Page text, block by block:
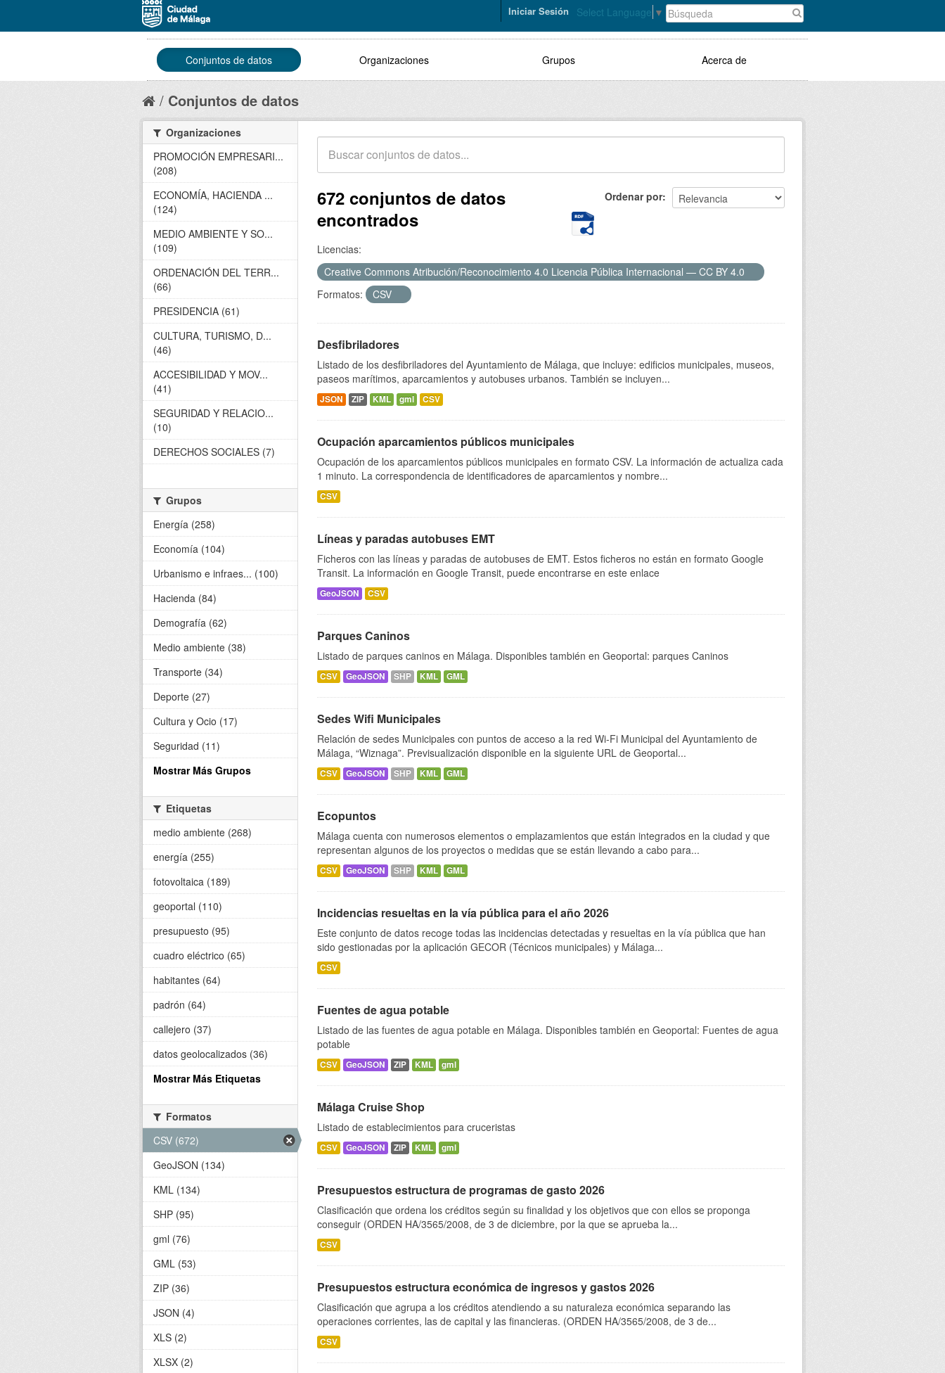
Select Language ▼
Iniciar Sesión
Conjuntos de datos Organizaciones Grupos Acerca de
Conjuntos de datos
Ordenar por
672 conjuntos de datos
encontrados
Licencias:
Creative Commons Atribución/Reconocimiento 4.0 Licencia Pública Internacional — CC BY 4.0
Formatos:
CSV
Desfibriladores
Listado de los desfibriladores del Ayuntamiento de Málaga, que incluye: edificios municipales, museos,
paseos marítimos, aparcamientos y autobuses urbanos. También se incluyen...
JSON ZIP KML gml CSV
Ocupación aparcamientos públicos municipales
Ocupación de los aparcamientos públicos municipales en formato CSV. La información de actualiza cada
1 minuto. La correspondencia de identificadores de aparcamientos y nombre...
CSV
Líneas y paradas autobuses EMT
Ficheros con las líneas y paradas de autobuses de EMT. Estos ficheros no están en formato Google
Transit. La información en Google Transit, puede encontrarse en este enlace
GeoJSON CSV
Parques Caninos
Listado de parques caninos en Málaga. Disponibles también en Geoportal: parques Caninos
CSV GeoJSON SHP KML GML
Sedes Wifi Municipales
Relación de sedes Municipales con puntos de acceso a la red Wi-Fi Municipal del Ayuntamiento de
Málaga, “Wiznaga”. Previsualización disponible en la siguiente URL de Geoportal...
CSV GeoJSON SHP KML GML
Ecopuntos
Málaga cuenta con numerosos elementos o emplazamientos que están integrados en la ciudad y que
representan algunos de los proyectos o medidas que se están llevando a cabo para...
CSV GeoJSON SHP KML GML
Incidencias resueltas en la vía pública para el año 2026
Este conjunto de datos recoge todas las incidencias detectadas y resueltas en la vía pública que han
sido gestionadas por la aplicación GECOR (Técnicos municipales) y Málaga...
CSV
Fuentes de agua potable
Listado de las fuentes de agua potable en Málaga. Disponibles también en Geoportal: Fuentes de agua
potable
CSV GeoJSON ZIP KML gml
Málaga Cruise Shop
Listado de establecimientos para cruceristas
CSV GeoJSON ZIP KML gml
Presupuestos estructura de programas de gasto 2026
Clasificación que ordena los créditos según su finalidad y los objetivos que con ellos se proponga
conseguir (ORDEN HA/3565/2008, de 3 de diciembre, por la que se aprueba la...
CSV
Presupuestos estructura económica de ingresos y gastos 2026
Clasificación que agrupa a los créditos atendiendo a su naturaleza económica separando las
operaciones corrientes, las de capital y las financieras. (ORDEN HA/3565/2008, de 3 de...
CSV
Organizaciones
PROMOCIÓN EMPRESARI...
(208)
ECONOMÍA, HACIENDA ...
(124)
MEDIO AMBIENTE Y SO...
(109)
ORDENACIÓN DEL TERR...
(66)
PRESIDENCIA (61)
CULTURA, TURISMO, D...
(46)
ACCESIBILIDAD Y MOV...
(41)
SEGURIDAD Y RELACIO...
(10)
DERECHOS SOCIALES (7)
Grupos
Energía (258)
Economía (104)
Urbanismo e infraes... (100)
Hacienda (84)
Demografía (62)
Medio ambiente (38)
Transporte (34)
Deporte (27)
Cultura y Ocio (17)
Seguridad (11)
Mostrar Más Grupos
Etiquetas
medio ambiente (268)
energía (255)
fotovoltaica (189)
geoportal (110)
presupuesto (95)
cuadro eléctrico (65)
habitantes (64)
padrón (64)
callejero (37)
datos geolocalizados (36)
Mostrar Más Etiquetas
Formatos
CSV (672)
GeoJSON (134)
KML (134)
SHP (95)
gml (76)
GML (53)
ZIP (36)
JSON (4)
XLS (2)
XLSX (2)